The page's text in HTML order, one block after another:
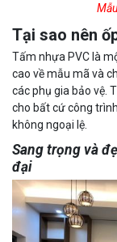
Tại sao nên
Tấm nhựa PVC là
cao về mẫu mã và
các phụ gia bảo vệ.
cho bất cứ công
không ngoại lệ.
Sang trọng và
đại